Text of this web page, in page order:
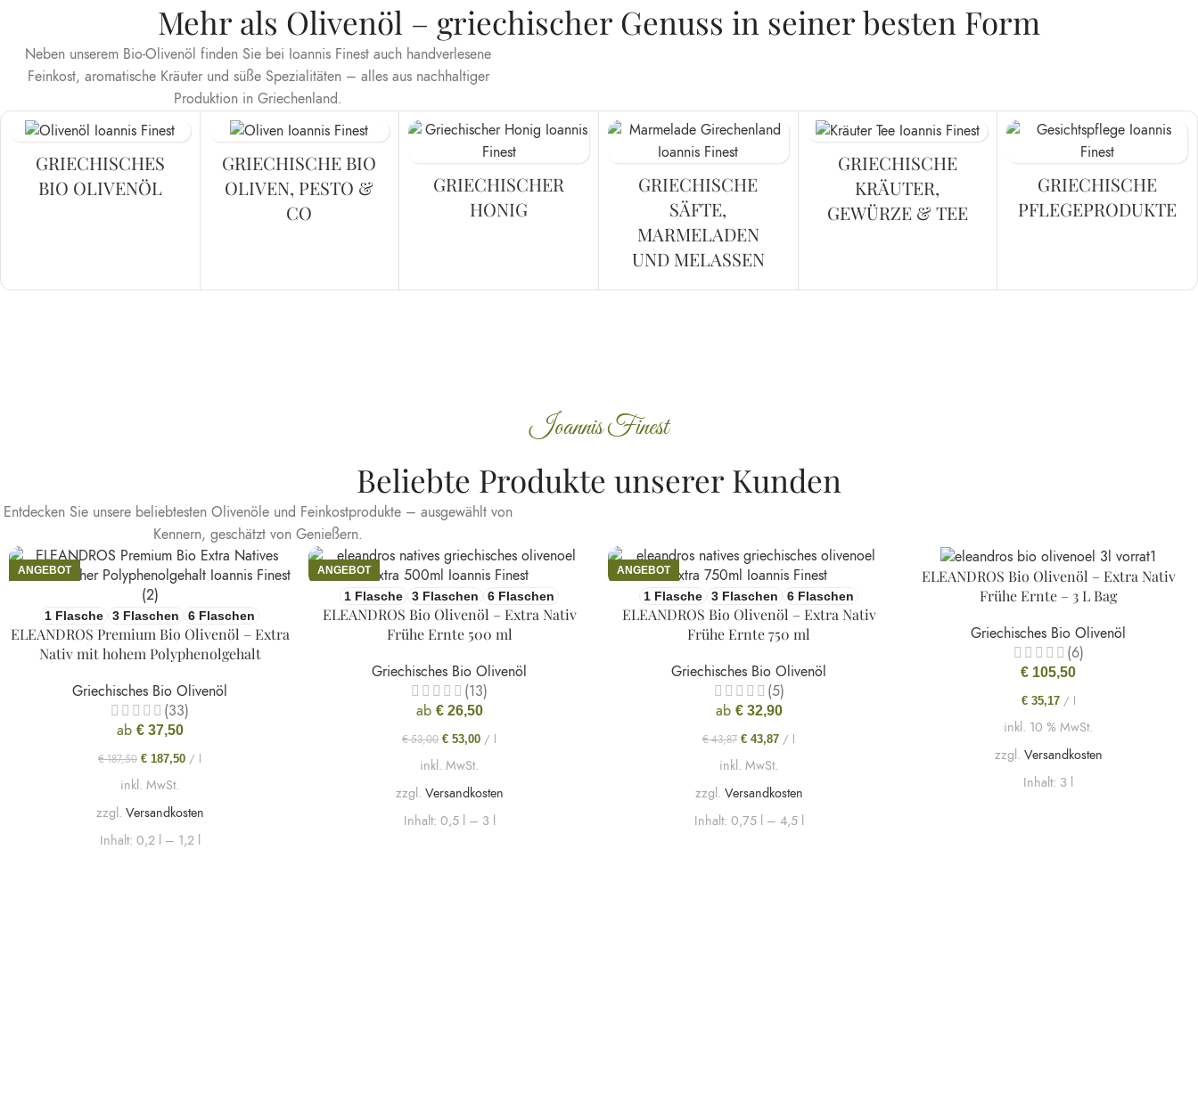
Mehr als Olivenöl – griechischer Genuss in seiner besten Form
Neben unserem Bio-Olivenöl finden Sie bei Ioannis Finest auch handverlesene
Feinkost, aromatische Kräuter und süße Spezialitäten – alles aus nachhaltiger
Produktion in Griechenland.
GRIECHISCHES
BIO OLIVENÖL
GRIECHISCHE BIO
OLIVEN, PESTO &
CO
GRIECHISCHER
HONIG
GRIECHISCHE
SÄFTE,
MARMELADEN
UND MELASSEN
GRIECHISCHE
KRÄUTER,
GEWÜRZE & TEE
GRIECHISCHE
PFLEGEPRODUKTE
Ioannis Finest
Beliebte Produkte unserer Kunden
Entdecken Sie unsere beliebtesten Olivenöle und Feinkostprodukte – ausgewählt von
Kennern, geschätzt von Genießern.
ANGEBOT
1 Flasche 3 Flaschen 6 Flaschen
ELEANDROS Premium Bio Olivenöl – Extra
Nativ mit hohem Polyphenolgehalt
Griechisches Bio Olivenöl
(33)
ab €37,50
€187,50 € 187,50 / l
inkl. MwSt.
zzgl. Versandkosten
Inhalt: 0,2 l – 1,2 l
ANGEBOT
1 Flasche 3 Flaschen 6 Flaschen
ELEANDROS Bio Olivenöl – Extra Nativ
Frühe Ernte 500 ml
Griechisches Bio Olivenöl
(13)
ab €26,50
€53,00 € 53,00 / l
inkl. MwSt.
zzgl. Versandkosten
Inhalt: 0,5 l – 3 l
ANGEBOT
1 Flasche 3 Flaschen 6 Flaschen
ELEANDROS Bio Olivenöl – Extra Nativ
Frühe Ernte 750 ml
Griechisches Bio Olivenöl
(5)
ab €32,90
€43,87 € 43,87 / l
inkl. MwSt.
zzgl. Versandkosten
Inhalt: 0,75 l – 4,5 l
ELEANDROS Bio Olivenöl – Extra Nativ
Frühe Ernte – 3 L Bag
Griechisches Bio Olivenöl
(6)
€ 105,50
€35,17/ l
inkl. 10 % MwSt.
zzgl. Versandkosten
Inhalt: 3 l